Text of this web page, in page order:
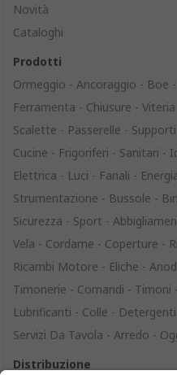
Novità
Cataloghi
Prodotti
Ormeggio - Ancoraggio - Boe
Ferramenta - Chiusure - Viteria
Scalette - Passerelle -
Cucine - Frigoriferi - Sanitari -
Elettrica - Luci - Fanali -
Strumentazione - Bussole -
Sicurezza - Sport -
Vela - Cordame - Coperture -
Ricambi Motore - Eliche -
Timonerie - Comandi -
Lubrificanti - Colle -
Servizi Da Tavola - Arredo -
Distribuzione